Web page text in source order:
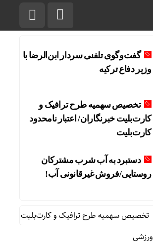
گفت‌وگوی تلفنی سردار ابن‌الرضا با
وزیر دفاع ترکیه
تخصیص سهمیه طرح ترافیک و
کارت‌بلیت خبرنگاران/ اعتبار نامحدود
کارت‌بلیت
دستبرد به آب شرب مشترکان
روستایی/فروش غیرقانونی آب!
تخصیص سهمیه طرح ترافیک و کارت‌بلیت
ورزشی